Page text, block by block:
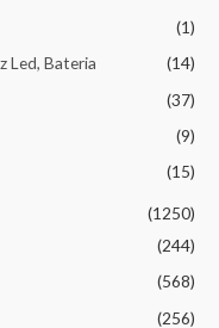
(1)
Led, Bateria
(14)
(37)
(9)
(15)
(1250)
(244)
(568)
(256)